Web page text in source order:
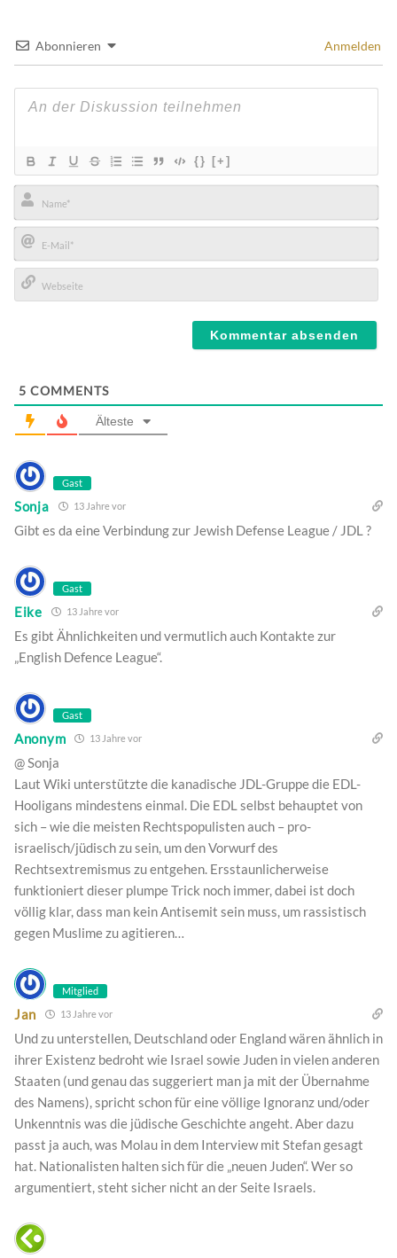
Abonnieren Anmelden
{} [+]
Name*
E-
Mail*
5 COMMENTS
Älteste
Gast
Sonja 13 Jahre vor
Gibt es da eine Verbindung zur Jewish Defense League / JDL ?
Gast
Eike 13 Jahre vor
Es gibt Ähnlichkeiten und vermutlich auch Kontakte zur
„English Defence League“.
Gast
Anonym 13 Jahre vor
@ Sonja
Laut Wiki unterstützte die kanadische JDL-Gruppe die EDL-
Hooligans mindestens einmal. Die EDL selbst behauptet von
sich – wie die meisten Rechtspopulisten auch – pro-
israelisch/jüdisch zu sein, um den Vorwurf des
Rechtsextremismus zu entgehen. Ersstaunlicherweise
funktioniert dieser plumpe Trick noch immer, dabei ist doch
völlig klar, dass man kein Antisemit sein muss, um rassistisch
gegen Muslime zu agitieren…
Mitglied
Jan 13 Jahre vor
Und zu unterstellen, Deutschland oder England wären ähnlich in
ihrer Existenz bedroht wie Israel sowie Juden in vielen anderen
Staaten (und genau das suggeriert man ja mit der Übernahme
des Namens), spricht schon für eine völlige Ignoranz und/oder
Unkenntnis was die jüdische Geschichte angeht. Aber dazu
passt ja auch, was Molau in dem Interview mit Stefan gesagt
hat. Nationalisten halten sich für die „neuen Juden“. Wer so
argumentiert, steht sicher nicht an der Seite Israels.